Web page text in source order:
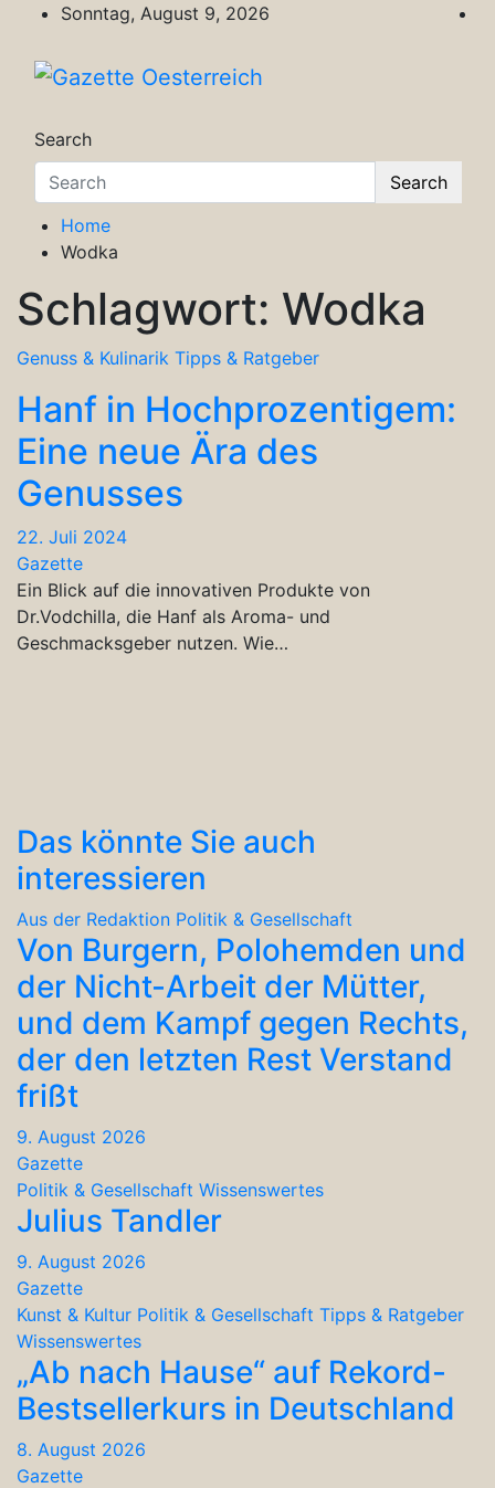
content
Sonntag, August 9, 2026
Search
Search
Home
Wodka
Schlagwort: Wodka
Genuss & Kulinarik Tipps & Ratgeber
Hanf in Hochprozentigem:
Eine neue Ära des
Genusses
22. Juli 2024
Gazette
Ein Blick auf die innovativen Produkte von
Dr.Vodchilla, die Hanf als Aroma- und
Geschmacksgeber nutzen. Wie…
Das könnte Sie auch
interessieren
Aus der Redaktion Politik & Gesellschaft
Von Burgern, Polohemden und
der Nicht-Arbeit der Mütter,
und dem Kampf gegen Rechts,
der den letzten Rest Verstand
frißt
9. August 2026
Gazette
Politik & Gesellschaft Wissenswertes
Julius Tandler
9. August 2026
Gazette
Kunst & Kultur Politik & Gesellschaft Tipps & Ratgeber
Wissenswertes
„Ab nach Hause“ auf Rekord-
Bestsellerkurs in Deutschland
8. August 2026
Gazette